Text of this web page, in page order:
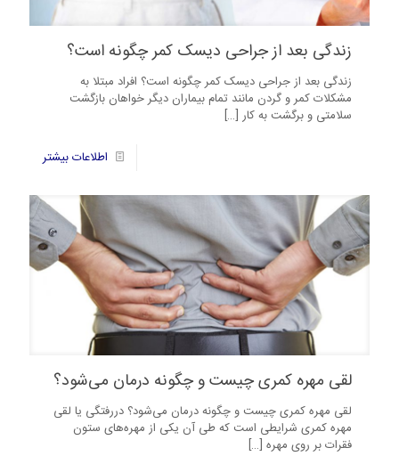
زندگی بعد از جراحی دیسک کمر چگونه است؟
زندگی بعد از جراحی دیسک کمر چگونه است؟ افراد مبتلا به
مشکلات کمر و گردن مانند تمام بیماران دیگر خواهان بازگشت
سلامتی و برگشت به کار […]
اطلاعات بیشتر
لقی مهره کمری چیست و چگونه درمان می‌شود؟
لقی مهره کمری چیست و چگونه درمان می‌شود؟ دررفتگی یا لقی
مهره کمری شرایطی است که طی آن یکی از مهره‌های ستون
فقرات بر روی مهره […]